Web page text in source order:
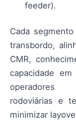
feeder).
Cada
transbordo,
CMR,
capacidade
operadores
rodoviárias e
minimizar